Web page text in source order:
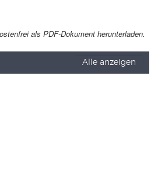
als PDF-Dokument herunterladen.
Alle anzeigen